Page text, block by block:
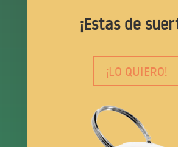
¡Estas de
¡LO QUIERO!